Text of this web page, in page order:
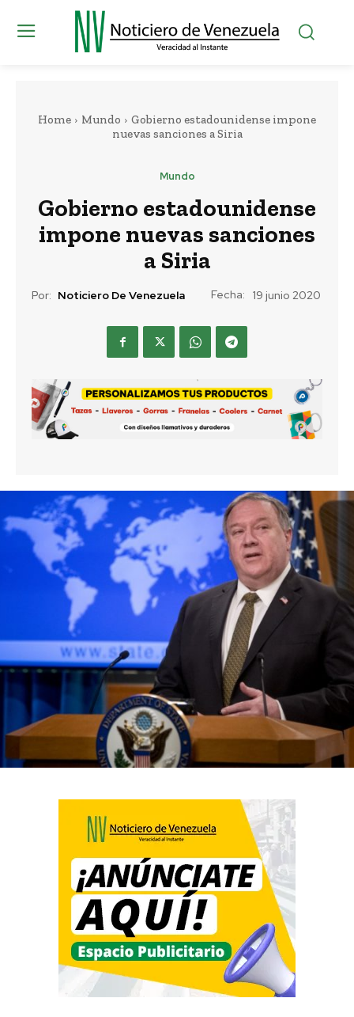
Home Mundo
Gobierno estadounidense impone
nuevas sanciones a Siria
Mundo
Gobierno estadounidense
impone nuevas sanciones
a Siria
Por: Noticiero De Venezuela Fecha: 19 junio 2020